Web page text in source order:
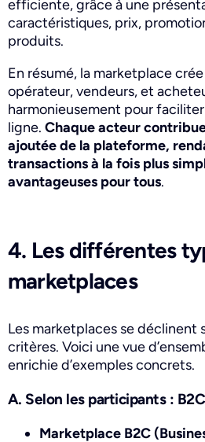
efficiente, grâce à une
caractéristiques, prix,
produits.
En résumé, la marketplace
opérateur, vendeurs, et
harmonieusement pour
ligne. Chaque acteur
ajoutée de la plateforme,
transactions à la fois plus
avantageuses pour tous.
4. Les différentes
marketplaces
Les marketplaces se déclinent
critères. Voici une vue
enrichie d’exemples concrets.
A. Selon les participants :
Marketplace B2C